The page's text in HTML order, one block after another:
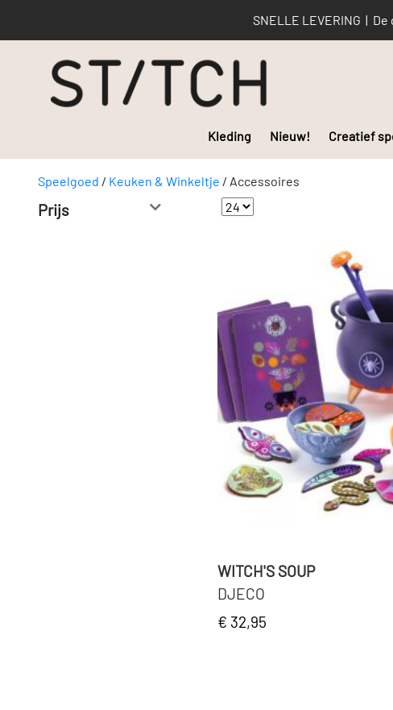
SNELLE LEVERING |
Kleding Nieuw! Creatief
Speelgoed / Keuken & Winkeltje / Accessoires
Prijs
WITCH'S SOUP
DJECO
€ 32,95